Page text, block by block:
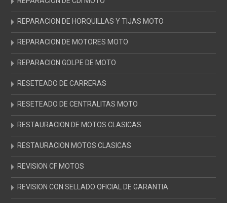
REPARACION DE HORQUILLAS Y TIJAS MOTO
REPARACION DE MOTORES MOTO
REPARACION GOLPE DE MOTO
RESETEADO DE CARRERAS
RESETEADO DE CENTRALITAS MOTO
RESTAURACION DE MOTOS CLASICAS
RESTAURACION MOTOS CLASICAS
REVISION CF MOTOS
REVISION CON SELLADO OFICIAL DE GARANTIA